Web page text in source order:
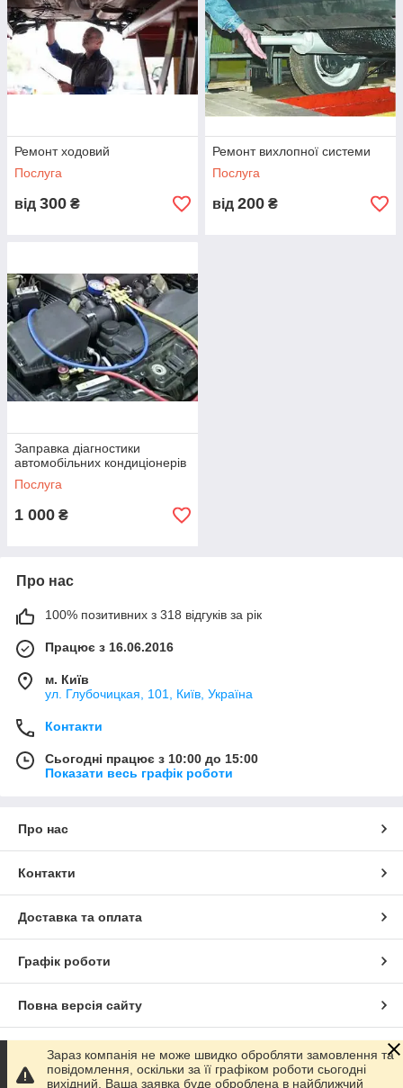
Ремонт ходовий
Послуга
від 300 ₴
Ремонт вихлопної системи
Послуга
від 200 ₴
Заправка діагностики
автомобільних кондиціонерів
Послуга
1 000 ₴
Про нас
100% позитивних з 318 відгуків за рік
Працює з 16.06.2016
м. Київ
ул. Глубочицкая, 101, Київ, Україна
Контакти
Сьогодні працює з 10:00 до 15:00
Показати весь графік роботи
Про нас
Контакти
Доставка та оплата
Графік роботи
Повна версія сайту
Сайт створено на маркетплейсі Prom.ua
Зараз компанія не може швидко обробляти замовлення та
повідомлення, оскільки за її графіком роботи сьогодні
вихідний. Ваша заявка буде оброблена в найближчий